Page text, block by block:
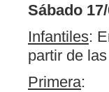
Sábado
Infantiles:
partir de
Primera: